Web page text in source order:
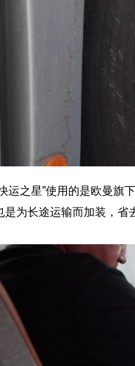
运之星”使用的是欧曼
为长途运输而加装，省